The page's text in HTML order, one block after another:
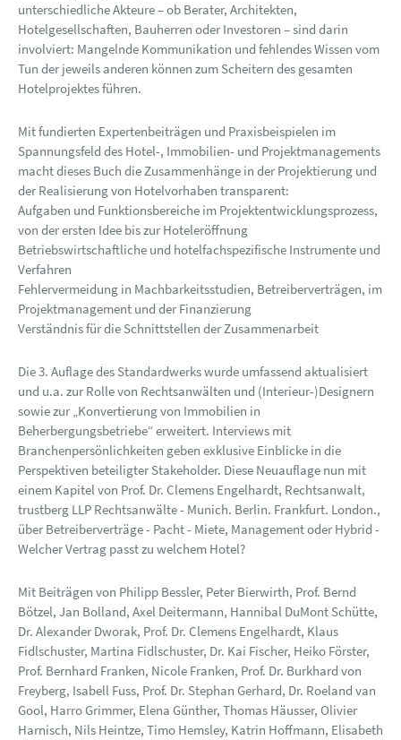
unterschiedliche Akteure – ob Berater, Architekten,
Hotelgesellschaften, Bauherren oder Investoren – sind darin
involviert: Mangelnde Kommunikation und fehlendes Wissen vom
Tun der jeweils anderen können zum Scheitern des gesamten
Hotelprojektes führen.
Mit fundierten Expertenbeiträgen und Praxisbeispielen im
Spannungsfeld des Hotel-, Immobilien- und Projektmanagements
macht dieses Buch die Zusammenhänge in der Projektierung und
der Realisierung von Hotelvorhaben transparent:
Aufgaben und Funktionsbereiche im Projektentwicklungsprozess,
von der ersten Idee bis zur Hoteleröffnung
Betriebswirtschaftliche und hotelfachspezifische Instrumente und
Verfahren
Fehlervermeidung in Machbarkeitsstudien, Betreiberverträgen, im
Projektmanagement und der Finanzierung
Verständnis für die Schnittstellen der Zusammenarbeit
Die 3. Auflage des Standardwerks wurde umfassend aktualisiert
und u.a. zur Rolle von Rechtsanwälten und (Interieur-)Designern
sowie zur „Konvertierung von Immobilien in
Beherbergungsbetriebe“ erweitert. Interviews mit
Branchenpersönlichkeiten geben exklusive Einblicke in die
Perspektiven beteiligter Stakeholder. Diese Neuauflage nun mit
einem Kapitel von Prof. Dr. Clemens Engelhardt, Rechtsanwalt,
trustberg LLP Rechtsanwälte - Munich. Berlin. Frankfurt. London.,
über Betreiberverträge - Pacht - Miete, Management oder Hybrid -
Welcher Vertrag passt zu welchem Hotel?
Mit Beiträgen von Philipp Bessler, Peter Bierwirth, Prof. Bernd
Bötzel, Jan Bolland, Axel Deitermann, Hannibal DuMont Schütte,
Dr. Alexander Dworak, Prof. Dr. Clemens Engelhardt, Klaus
Fidlschuster, Martina Fidlschuster, Dr. Kai Fischer, Heiko Förster,
Prof. Bernhard Franken, Nicole Franken, Prof. Dr. Burkhard von
Freyberg, Isabell Fuss, Prof. Dr. Stephan Gerhard, Dr. Roeland van
Gool, Harro Grimmer, Elena Günther, Thomas Häusser, Olivier
Harnisch, Nils Heintze, Timo Hemsley, Katrin Hoffmann, Elisabeth